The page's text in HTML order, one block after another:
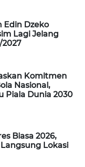
Edin Dzeko
Lagi Jelang
2027
Komitmen
Nasional,
Piala Dunia 2030
Biasa 2026,
Lokasi